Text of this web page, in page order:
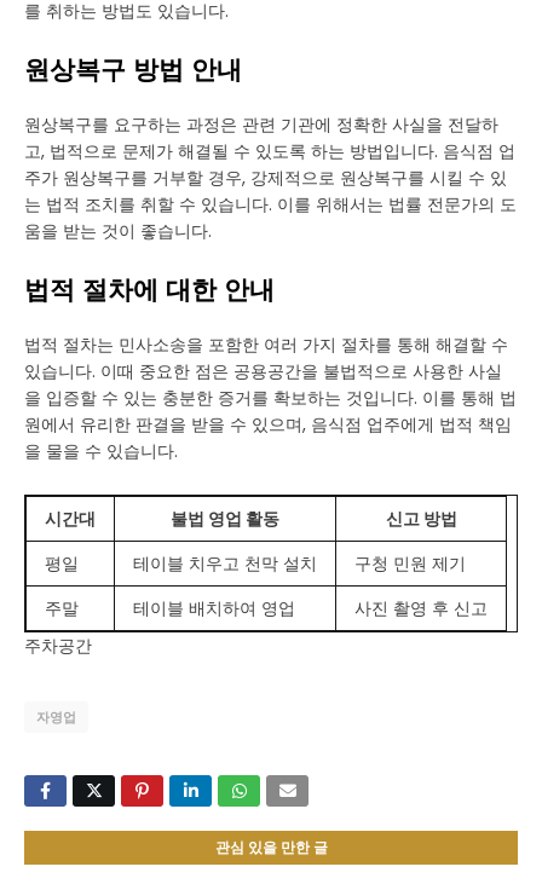
를 취하는 방법도 있습니다.
원상복구 방법 안내
원상복구를 요구하는 과정은 관련 기관에 정확한 사실을 전달하
고, 법적으로 문제가 해결될 수 있도록 하는 방법입니다. 음식점 업
주가 원상복구를 거부할 경우, 강제적으로 원상복구를 시킬 수 있
는 법적 조치를 취할 수 있습니다. 이를 위해서는 법률 전문가의 도
움을 받는 것이 좋습니다.
법적 절차에 대한 안내
법적 절차는 민사소송을 포함한 여러 가지 절차를 통해 해결할 수
있습니다. 이때 중요한 점은 공용공간을 불법적으로 사용한 사실
을 입증할 수 있는 충분한 증거를 확보하는 것입니다. 이를 통해 법
원에서 유리한 판결을 받을 수 있으며, 음식점 업주에게 법적 책임
을 물을 수 있습니다.
시간대 불법 영업 활동
신고 방법
평일
테이블 치우고 천막 설치
구청 민원 제기
주말
테이블 배치하여 영업
사진 촬영 후 신고
주차공간
자영업
관심 있을 만한 글